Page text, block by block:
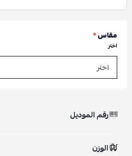
مقاس*
اختر
رقم الموديل
الوزن